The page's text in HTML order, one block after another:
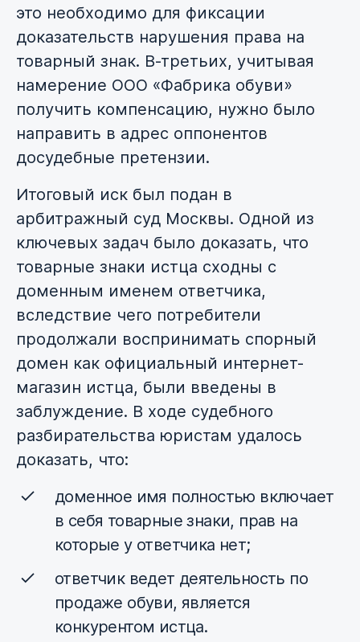
это необходимо для фиксации
доказательств нарушения права на
товарный знак. В-третьих, учитывая
намерение ООО «Фабрика обуви»
получить компенсацию, нужно было
направить в адрес оппонентов
досудебные претензии.
Итоговый иск был подан в
арбитражный суд Москвы. Одной из
ключевых задач было доказать, что
товарные знаки истца сходны с
доменным именем ответчика,
вследствие чего потребители
продолжали воспринимать спорный
домен как официальный интернет-
магазин истца, были введены в
заблуждение. В ходе судебного
разбирательства юристам удалось
доказать, что:
доменное имя полностью включает
в себя товарные знаки, прав на
которые у ответчика нет;
ответчик ведет деятельность по
продаже обуви, является
конкурентом истца.